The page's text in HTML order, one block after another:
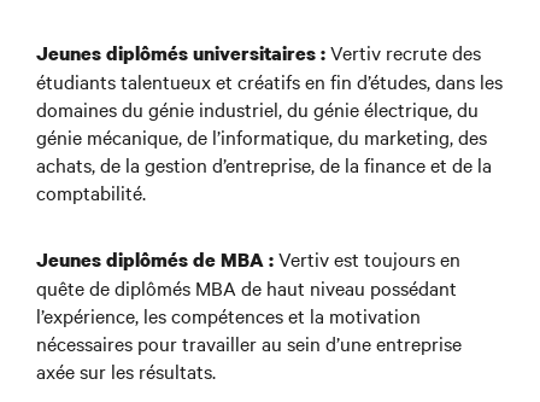
Jeunes diplômés universitaires :Vertiv recrute des
étudiants talentueux et créatifs en fin d’études, dans les
domaines du génie industriel, du génie électrique, du
génie mécanique, de l’informatique, du marketing, des
achats, de la gestion d’entreprise, de la finance et de la
comptabilité.
Jeunes diplômés de MBA :Vertiv est toujours en
quête de diplômés MBA de haut niveau possédant
l’expérience, les compétences et la motivation
nécessaires pour travailler au sein d’une entreprise
axée sur les résultats.